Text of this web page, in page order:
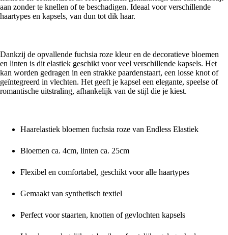
aan zonder te knellen of te beschadigen. Ideaal voor verschillende
haartypes en kapsels, van dun tot dik haar.
Dankzij de opvallende fuchsia roze kleur en de decoratieve bloemen
en linten is dit elastiek geschikt voor veel verschillende kapsels. Het
kan worden gedragen in een strakke paardenstaart, een losse knot of
geïntegreerd in vlechten. Het geeft je kapsel een elegante, speelse of
romantische uitstraling, afhankelijk van de stijl die je kiest.
Haarelastiek bloemen fuchsia roze van Endless Elastiek
Bloemen ca. 4cm, linten ca. 25cm
Flexibel en comfortabel, geschikt voor alle haartypes
Gemaakt van synthetisch textiel
Perfect voor staarten, knotten of gevlochten kapsels